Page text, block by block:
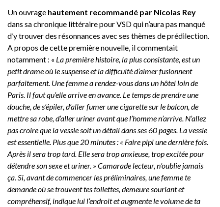
Un ouvrage hautement recommandé par Nicolas Rey
dans sa chronique littéraire pour VSD qui n’aura pas manqué
d’y trouver des résonnances avec ses thèmes de prédilection.
A propos de cette première nouvelle, il commentait
notamment : « La première histoire, la plus consistante, est un
petit drame où le suspense et la difficulté d’aimer fusionnent
parfaitement. Une femme a rendez-vous dans un hôtel loin de
Paris. Il faut qu’elle arrive en avance. Le temps de prendre une
douche, de s’épiler, d’aller fumer une cigarette sur le balcon, de
mettre sa robe, d’aller uriner avant que l’homme n’arrive. N’allez
pas croire que la vessie soit un détail dans ses 60 pages. La vessie
est essentielle. Plus que 20 minutes : « Faire pipi une dernière fois.
Après il sera trop tard. Elle sera trop anxieuse, trop excitée pour
détendre son sexe et uriner. » Camarade lecteur, n’oublie jamais
ça. Si, avant de commencer les préliminaires, une femme te
demande où se trouvent tes toilettes, demeure souriant et
compréhensif, indique lui l’endroit et augmente le volume de ta